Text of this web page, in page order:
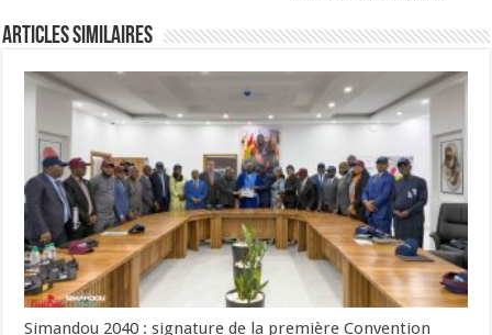
Articles Similaires
Simandou 2040 : signature de la première Convention